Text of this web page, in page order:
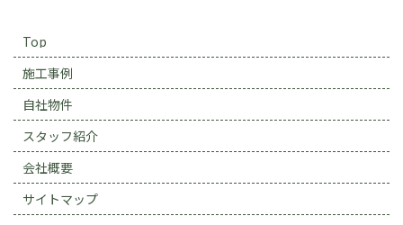
Top
施工事例
自社物件
スタッフ紹介
会社概要
サイトマップ